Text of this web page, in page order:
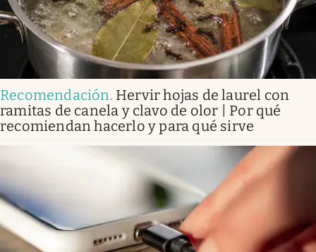
Recomendación. Hervir hojas de laurel con
ramitas de canela y clavo de olor | Por qué
recomiendan hacerlo y para qué sirve